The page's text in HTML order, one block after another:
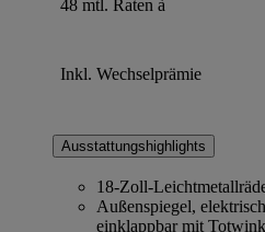
48 mtl. Raten à
Inkl. Wechselprämie
Ausstattungshighlights
18-Zoll-
Außenspiegel,
einklappbar mit